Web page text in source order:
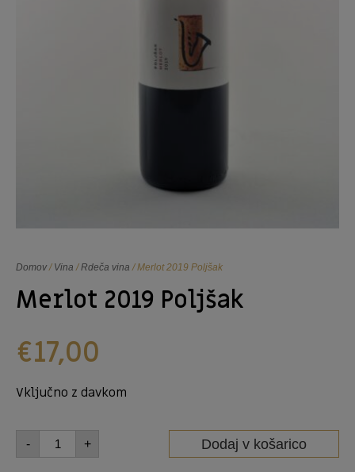
Domov/ Vina /Rdeča vina / Merlot 2019 Poljšak
Merlot 2019 Poljšak
€17,00
Vključno z davkom
- + Dodaj v košarico